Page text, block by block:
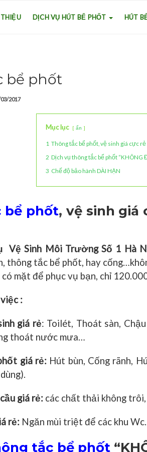
DỊCH VỤ HÚT BỂ PHỐT HÚT
bể phốt
2017
Mục lục ẩn
1 Thông tắc bể phốt, vệ sinh giá cực
2 Dịch vụ thông tắc bể phốt “KHÔNG
3 Chế độ bảo hành DÀI HẠN
bể phốt, vệ sinh giá
Vệ Sinh Môi Trường Số 1 Hà
thông tắc bể phốt, hay
mặt để phục vụ bạn, chỉ
:
giá rẻ: Toilét, Thoát sàn,
thoát nước mưa…
giá rẻ:Hút bùn, Cống rãnh,
giá rẻ: các chất thải không
rẻ: Ngăn mùi triệt để các khu Wc.
tắc bể phốt